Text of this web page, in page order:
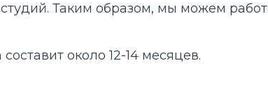
студий. Таким образом, мы можем
около 12-14 месяцев.